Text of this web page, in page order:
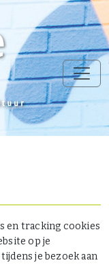
en tracking cookies
op je
je bezoek aan